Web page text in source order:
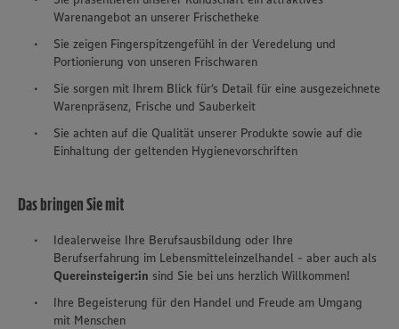
Warenangebot an unserer Frischetheke
Sie zeigen Fingerspitzengefühl in der Veredelung und
Portionierung von unseren Frischwaren
Sie sorgen mit Ihrem Blick für‘s Detail für eine ausgezeichnete
Warenpräsenz, Frische und Sauberkeit
Sie achten auf die Qualität unserer Produkte sowie auf die
Einhaltung der geltenden Hygienevorschriften
Das bringen Sie mit
Idealerweise Ihre Berufsausbildung oder Ihre
Berufserfahrung im Lebensmitteleinzelhandel - aber auch als
Quereinsteiger:in sind Sie bei uns herzlich Willkommen!
Ihre Begeisterung für den Handel und Freude am Umgang
mit Menschen